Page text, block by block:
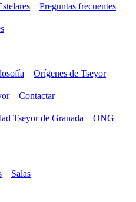
Preguntas frecuentes
Orígenes de Tseyor
Contactar
Tseyor de Granada
ONG
Salas